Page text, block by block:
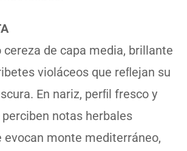
cereza de capa media, brillante
violáceos que reﬂejan su
En nariz, perﬁl fresco y
notas herbales
evocan monte mediterráneo,